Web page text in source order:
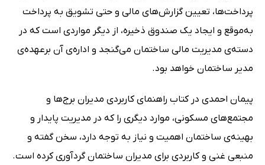
پرداخت‌ها، تعیین گزارش‌های مالی و حتی تشویق به پرداخت
به‌موقع و ایجاد یک صندوق ذخیره، از دیگر مواردی است که در
دسته‌ی مدیریت مالی ساختمان می‌گنجد و اداره‌ی آن برعهده‌ی
مدیر ساختمان خواهد بود.
پیمان احمدی در کتاب راهنمای کاربردی مدیران برج‌ها و
مجتمع‌های مسکونی، موارد دیگری را که در مدیریت پایدار و
بهینه‌ی ساختمان اهمیت و نیاز به توجه دارد، سخن گفته و
منبعی غنی و کاربردی برای مدیران ساختمان گردآوری کرده است.